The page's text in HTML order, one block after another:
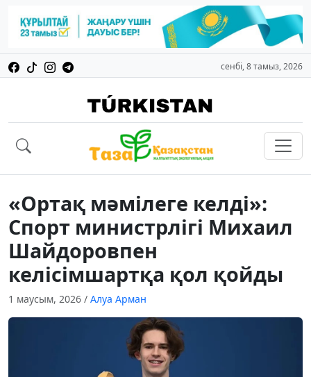
сенбі, 8 тамыз, 2026
«Ортақ мәмілеге келді»:
Спорт министрлігі Михаил
Шайдоровпен
келісімшартқа қол қойды
1 маусым, 2026 / Алуа Арман